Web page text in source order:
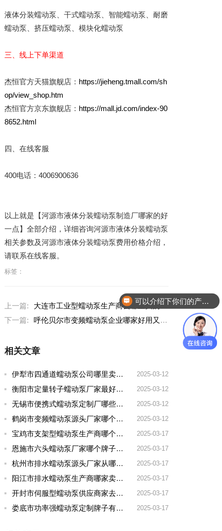
液体分装蠕动泵、干式蠕动泵、智能蠕动泵、耐磨
蠕动泵、挤压蠕动泵、模块化蠕动泵
三、线上下单渠道
杰恒官方天猫旗舰店： https://jieheng.tmall.com/sh
op/view_shop.htm
杰恒官方京东旗舰店： https://mall.jd.com/index-90
8652.html
四、在线客服
400电话：4006900636
以上就是【河源市液体分装蠕动泵制造厂哪家的好
一点】全部介绍，详细咨询河源市液体分装蠕动泵
相关参数及河源市液体分装蠕动泵费用价格介绍，
请联系在线客服。
标签：
上一篇:
大连市工业型蠕动泵生产商去哪里买的好一点
下一篇:
呼伦贝尔市变频蠕动泵企业哪家好用又实惠的
相关文章
2025-03-12
伊犁市四通道蠕动泵公司哪里卖的多一点啊
2025-03-12
衡阳市定量转子蠕动泵厂家最好的品牌有哪些
2025-03-12
无锡市便携式蠕动泵定制厂哪些牌子好一点
2025-03-12
鹤岗市变频蠕动泵源头厂家哪个品牌好一点
2025-03-17
宝鸡市支架型蠕动泵生产商哪个厂家好用点呢
2025-03-17
恩施市六头蠕动泵厂家哪个牌子好用
2025-03-17
杭州市排水蠕动泵源头厂家从哪家拿货质量好
2025-03-17
阳江市排水蠕动泵生产商哪家卖的好
2025-03-17
开封市伺服型蠕动泵供应商家去哪家买好点实惠
2025-03-17
娄底市功率强蠕动泵定制牌子有哪些好
可以介绍下你们的产品么？